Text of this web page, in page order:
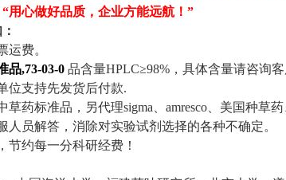
用心做好品质，企业方能远航！”
运费。
品,73-03-0品含量HPLC≥98% ，具体含量请咨询
位支持先发货后付款.
草药标准品， 另代理sigma、amresco、美国种草
人员解答，消除对实验试剂选择的各种不确定。
节约每一分科研经费！